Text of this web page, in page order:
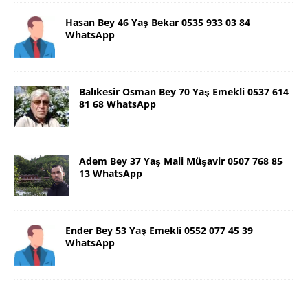
Hasan Bey 46 Yaş Bekar 0535 933 03 84
WhatsApp
Balıkesir Osman Bey 70 Yaş Emekli 0537 614
81 68 WhatsApp
Adem Bey 37 Yaş Mali Müşavir 0507 768 85
13 WhatsApp
Ender Bey 53 Yaş Emekli 0552 077 45 39
WhatsApp